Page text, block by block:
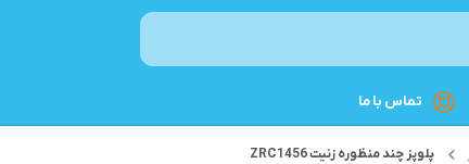
تماس با ما
پلوپز چند منظوره زنیت ZRC1456